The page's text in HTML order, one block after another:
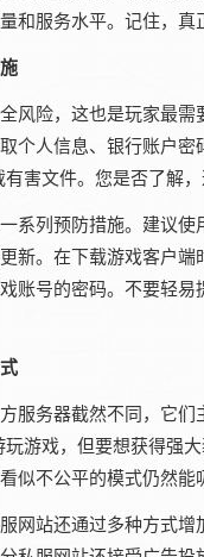
和服务水平。记住，
风险，这也是玩家最
个人信息、银行账户
害文件。您是否了解
系列预防措施。建议
新。在下载游戏客户
账号的密码。不要轻
服务器截然不同，它
游戏，但要想获得强
似不公平的模式仍然能
网站还通过多种方式